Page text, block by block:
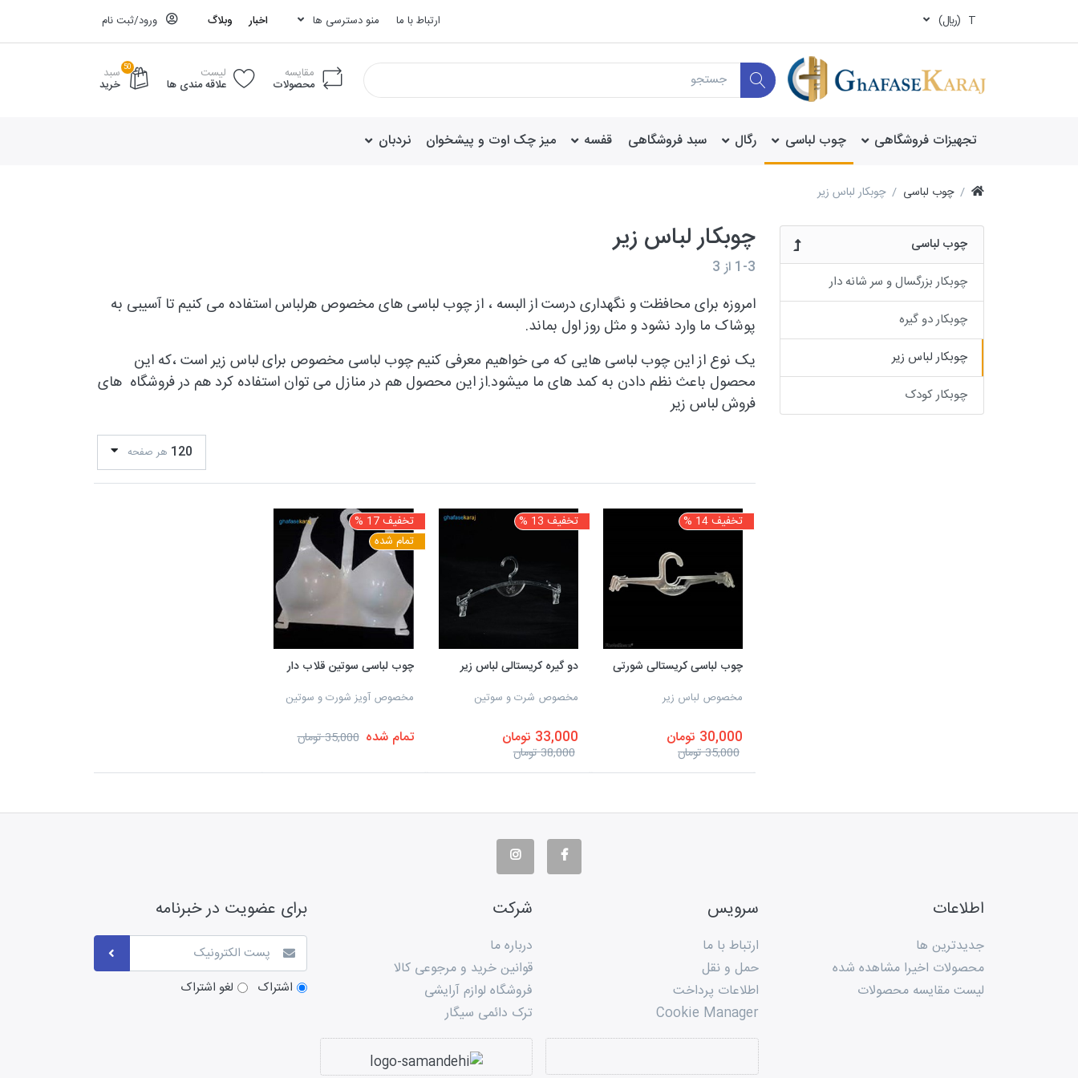
T (ريال) ارتباط با ما منو دسترسی ها اخبار وبلاگ ورود/ثبت نام
مقایسه
محصولات
لیست
علاقه مندی ها
50 سبد
خرید
تجهیزات فروشگاهی چوب لباسی رگال سبد فروشگاهی قفسه میز چک اوت و پیشخوان نردبان
چوب لباسی چوبکار لباس زیر
چوب لباسی
چوبکار بزرگسال و سر شانه دار
چوبکار دو گیره
چوبکار لباس زیر
چوبکار کودک
چوبکار لباس زیر
1-3 از3
امروزه برای محافظت و نگهداری درست از البسه ، از چوب لباسی های مخصوص هرلباس استفاده می کنیم تا آسیبی به
پوشاک ما وارد نشود و مثل روز اول بماند.
یک نوع از این چوب لباسی هایی که می خواهیم معرفی کنیم چوب لباسی مخصوص برای لباس زیر است ،که این
محصول باعث نظم دادن به کمد های ما میشود.از این محصول هم در منازل می توان استفاده کرد هم در فروشگاه های
فروش لباس زیر
120 هر صفحه
تخفیف 14 %
چوب لباسی کریستالی شورتی
مخصوص لباس زیر
30,000 تومان
35,000 تومان
تخفیف 13 %
دو گیره کریستالی لباس زیر
مخصوص شرت و سوتین
33,000 تومان
38,000 تومان
تخفیف 17 %
تمام شده
چوب لباسی سوتین قلاب دار
مخصوص آویز شورت و سوتین
تمام شده 35,000 تومان
اطلاعات
جدیدترین ها
محصولات اخیرا مشاهده شده
لیست مقایسه محصولات
سرویس
ارتباط با ما
حمل و نقل
اطلاعات پرداخت
Cookie Manager
شرکت
درباره ما
قوانین خرید و مرجوعی کالا
فروشگاه لوازم آرایشی
ترک دائمی سیگار
برای عضویت در خبرنامه
اشتراک لغو اشتراک